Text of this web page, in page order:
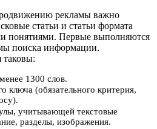
рекламы важно
статьи и статьи формата
понятиями. Первые выполняются
поиска информации.
1300 слов.
ключа (обязательного критерия,
учитывающей текстовые
разделы, изображения.